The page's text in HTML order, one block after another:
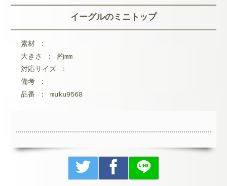
イーグルのミニトップ
素材 ：
大きさ ： 約mm
対応サイズ ：
備考 ：
品番 ： muku9568